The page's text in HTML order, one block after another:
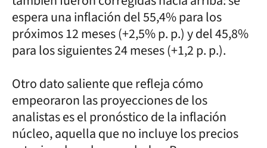
espera una inflación del 55,4% para los
próximos 12 meses (+2,5% p. p.) y del 45,8%
para los siguientes 24 meses (+1,2 p. p.).
Otro dato saliente que refleja cómo
empeoraron las proyecciones de los
analistas es el pronóstico de la inflación
núcleo, aquella que no incluye los precios